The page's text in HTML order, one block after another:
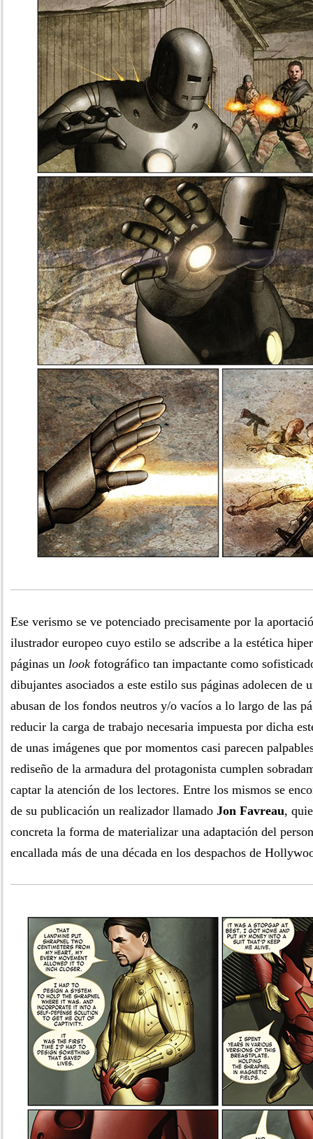
Ese verismo se ve potenciado precisamente por la
ilustrador europeo cuyo estilo se adscribe a la estética
páginas un look fotográfico tan impactante como
dibujantes asociados a este estilo sus páginas adolecen de
abusan de los fondos neutros y/o vacíos a lo largo de las
reducir la carga de trabajo necesaria impuesta por dicha
de unas imágenes que por momentos casi parecen
rediseño de la armadura del protagonista cumplen
captar la atención de los lectores. Entre los mismos se
de su publicación un realizador llamado Jon Favreau,
concreta la forma de materializar una adaptación del
encallada más de una década en los despachos de